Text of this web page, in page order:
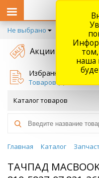
Не выбрано
Акции
Избранное
Товаров (
Каталог товаров
Главная Каталог
ТАЧПАД
наша